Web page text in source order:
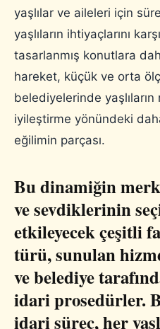
yaşlılar ve aileleri için
yaşlıların ihtiyaçlarını
tasarlanmış konutlara
hareket, küçük ve orta
belediyelerinde yaşlıların
iyileştirme yönündeki
eğilimin parçası.
Bu dinamiğin
ve sevdiklerinin
etkileyecek çeşitli
türü, sunulan
ve belediye
idari prosedürler.
idari süreç, her